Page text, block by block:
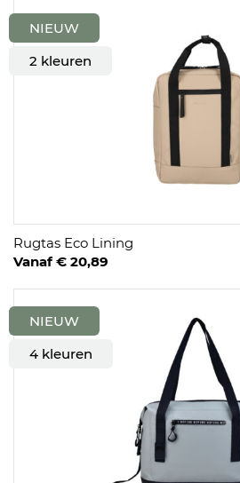
NIEUW
2 kleuren
Rugtas Eco Lining
Vanaf € 20,89
NIEUW
4 kleuren